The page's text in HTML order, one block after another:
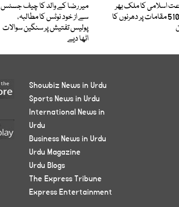
اسلامی کا ملک بھر
میں 510 مقامات پر دھرنوں کا
میر رضا کے والد کا چیف جسٹس
سے از خود نوٹس کا مطالبہ،
پولیس تفتیش پر سنگین سوالات
اٹھا دیے
Showbiz News in Urdu
Sports News in Urdu
International News in
Urdu
Business News in Urdu
Urdu Magazine
Urdu Blogs
The Express Tribune
Express Entertainment